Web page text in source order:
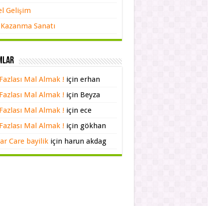
Gelişim
Sanatı
Mal Almak !için erhan
Mal Almak !için Beyza
Mal Almak !için ece
Mal Almak !için gökhan
Care bayilikiçin harun akdag